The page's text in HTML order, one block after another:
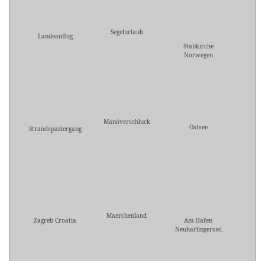
Landeanflug
Segelurlaub
Stabkirche
Norwegen
Strandspaziergang
Manöverschluck
Ostsee
Zagreb Croatia
Maerchenland
Am Hafen
Neuharlingersiel